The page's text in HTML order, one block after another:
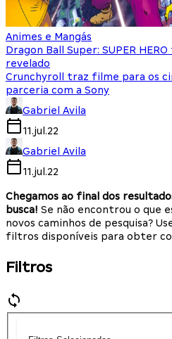
Animes e Mangás
Dragon Ball Super: SUPER
revelado
Crunchyroll traz filme para os
parceria com a Sony
Gabriel Avila
11.jul.22
Gabriel Avila
11.jul.22
Chegamos ao final dos
busca! Se não encontrou o que
novos caminhos de pesquisa?
filtros disponíveis para obter
Filtros